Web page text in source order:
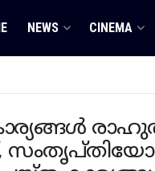
NEWS CINEMA